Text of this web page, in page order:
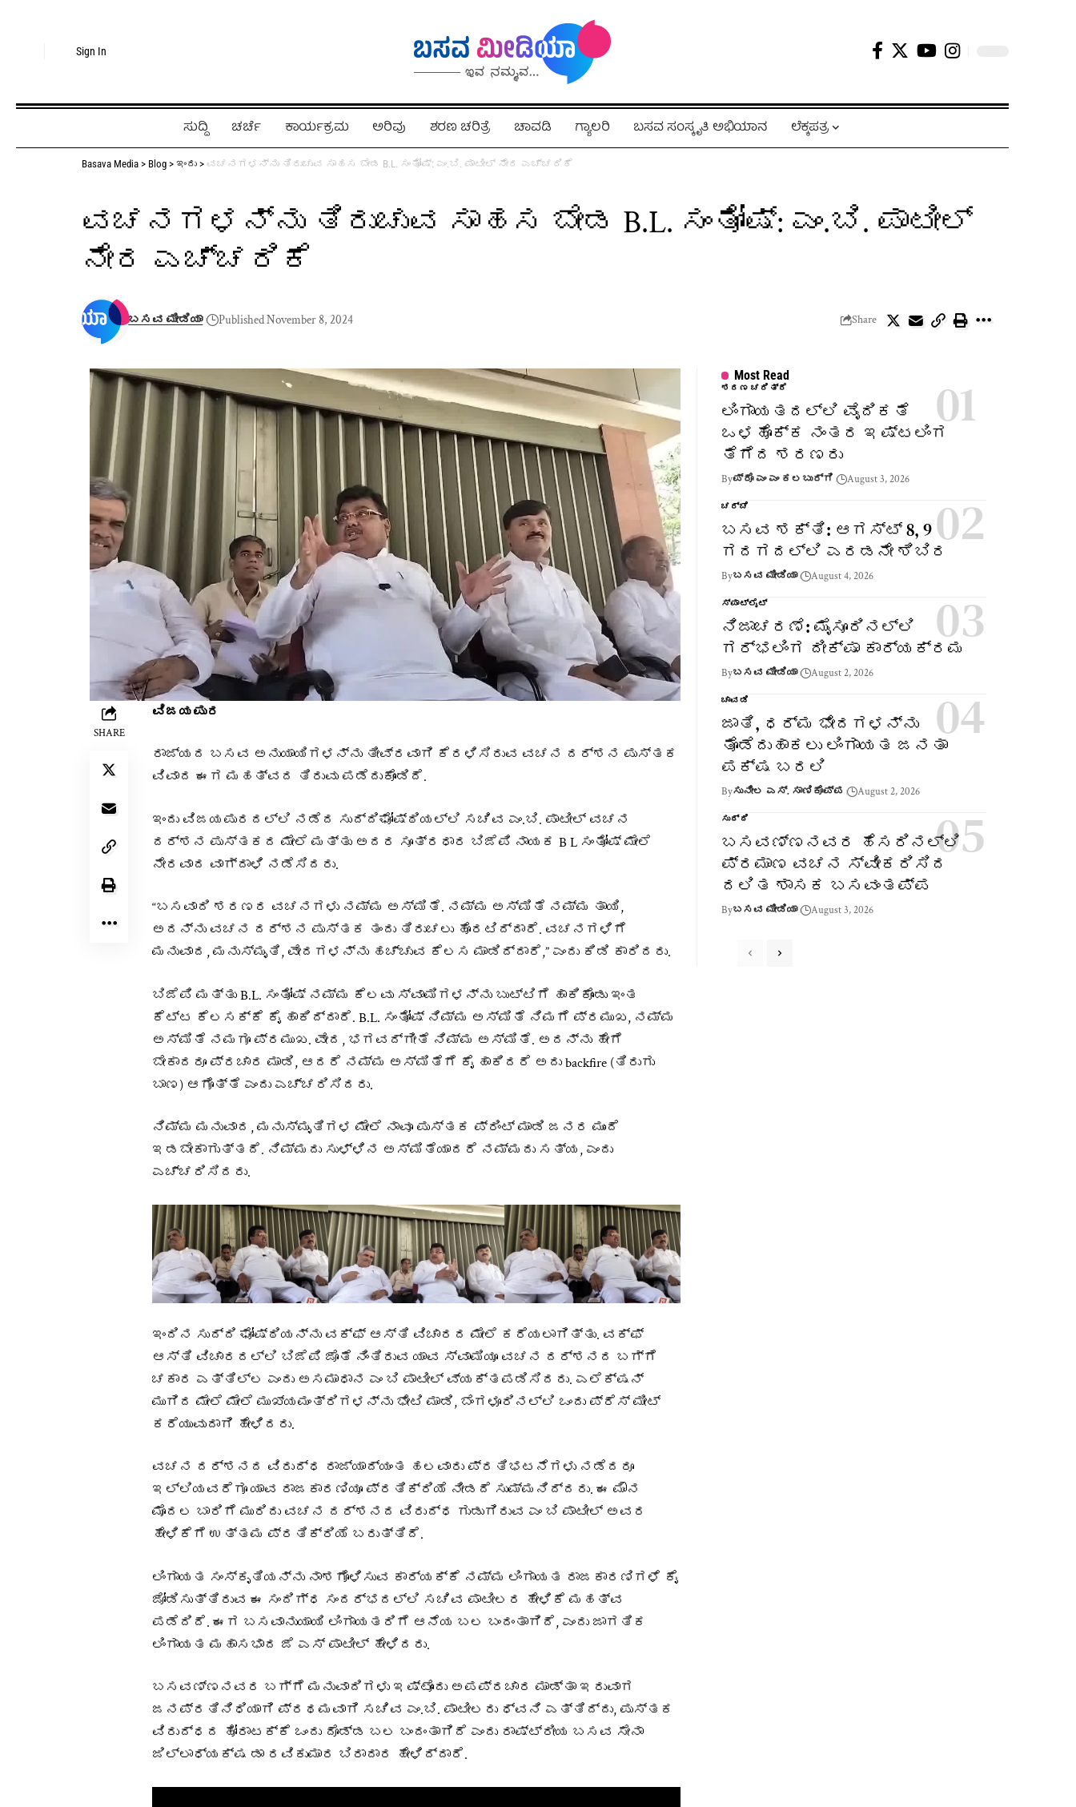
Sign In
ಸುದ್ದಿ ಚರ್ಚೆ ಕಾರ್ಯಕ್ರಮ ಅರಿವು ಶರಣ ಚರಿತ್ರೆ ಚಾವಡಿ ಗ್ಯಾಲರಿ ಬಸವ ಸಂಸ್ಕೃತಿ ಅಭಿಯಾನ ಲೆಕ್ಕಪತ್ರ
Basava Media > Blog > ಇಂದು > ವಚನಗಳನ್ನು ತಿರುಚುವ ಸಾಹಸ ಬೇಡ B.L. ಸಂತೋಷ್: ಎಂ.ಬಿ. ಪಾಟೀಲ್ ನೇರ ಎಚ್ಚರಿಕೆ
ವಚನಗಳನ್ನು ತಿರುಚುವ ಸಾಹಸ ಬೇಡ B.L. ಸಂತೋಷ್: ಎಂ.ಬಿ. ಪಾಟೀಲ್
ನೇರ ಎಚ್ಚರಿಕೆ
ಬಸವ ಮೀಡಿಯಾ Published November 8, 2024 Share
SHARE
ವಿಜಯಪುರ
ರಾಜ್ಯದ ಬಸವ ಅನುಯಾಯಿಗಳನ್ನು ತೀವ್ರವಾಗಿ ಕೆರಳಿಸಿರುವ ವಚನ ದರ್ಶನ ಪುಸ್ತಕ
ವಿವಾದ ಈಗ ಮಹತ್ವದ ತಿರುವು ಪಡೆದುಕೊಂಡಿದೆ.
ಇಂದು ವಿಜಯಪುರದಲ್ಲಿ ನಡೆದ ಸುದ್ದಿಘೋಷ್ಠಿಯಲ್ಲಿ ಸಚಿವ ಎಂ.ಬಿ. ಪಾಟೀಲ್ ವಚನ
ದರ್ಶನ ಪುಸ್ತಕದ ಮೇಲೆ ಮತ್ತು ಅದರ ಸೂತ್ರಧಾರ ಬಿಜೆಪಿ ನಾಯಕ B L ಸಂತೋಷ್ ಮೇಲೆ
ನೇರವಾದ ವಾಗ್ದಾಳಿ ನಡೆಸಿದರು.
“ಬಸವಾದಿ ಶರಣರ ವಚನಗಳು ನಮ್ಮ ಅಸ್ಮಿತೆ. ನಮ್ಮ ಅಸ್ಮಿತೆ ನಮ್ಮ ತಾಯಿ,
ಅದನ್ನು ವಚನ ದರ್ಶನ ಪುಸ್ತಕ ತಂದು ತಿರುಚಲು ಹೊರಟಿದ್ದಾರೆ. ವಚನಗಳಿಗೆ
ಮನುವಾದ, ಮನುಸ್ಮೃತಿ, ವೇದಗಳನ್ನು ಹಚ್ಚುವ ಕೆಲಸ ಮಾಡಿದ್ದಾರೆ,” ಎಂದು ಕಿಡಿ ಕಾರಿದರು.
ಬಿಜೆಪಿ ಮತ್ತು B.L. ಸಂತೋಷ್ ನಮ್ಮ ಕೆಲವು ಸ್ವಾಮಿಗಳನ್ನು ಬುಟ್ಟಿಗೆ ಹಾಕಿಕೊಂಡು ಇಂತ
ಕೆಟ್ಟ ಕೆಲಸಕ್ಕೆ ಕೈ ಹಾಕಿದ್ದಾರೆ. B.L. ಸಂತೋಷ್ ನಿಮ್ಮ ಅಸ್ಮಿತೆ ನಿಮಗೆ ಪ್ರಮುಖ, ನಮ್ಮ
ಅಸ್ಮಿತೆ ನಮಗೂ ಪ್ರಮುಖ. ವೇದ, ಭಗವದ್ಗೀತೆ ನಿಮ್ಮ ಅಸ್ಮಿತೆ. ಅದನ್ನು ಹೇಗೆ
ಬೇಕಾದರೂ ಪ್ರಚಾರ ಮಾಡಿ, ಆದರೆ ನಮ್ಮ ಅಸ್ಮಿತೆಗೆ ಕೈ ಹಾಕಿದರೆ ಅದು backfire (ತಿರುಗು
ಬಾಣ) ಆಗೊತ್ತೆ ಎಂದು ಎಚ್ಚರಿಸಿದರು.
ನಿಮ್ಮ ಮನುವಾದ, ಮನುಸ್ಮೃತಿಗಳ ಮೇಲೆ ನಾವೂ ಪುಸ್ತಕ ಪ್ರಿಂಟ್ ಮಾಡಿ ಜನರ ಮುಂದೆ
ಇಡಬೇಕಾಗುತ್ತದೆ. ನಿಮ್ಮದು ಸುಳ್ಳಿನ ಅಸ್ಮಿತೆಯಾದರೆ ನಮ್ಮದು ಸತ್ಯ, ಎಂದು
ಎಚ್ಚರಿಸಿದರು.
ಇಂದಿನ ಸುದ್ದಿ ಘೋಷ್ಠಿಯನ್ನು ವಕ್ಫ್ ಆಸ್ತಿ ವಿಚಾರದ ಮೇಲೆ ಕರೆಯಲಾಗಿತ್ತು. ವಕ್ಫ್
ಆಸ್ತಿ ವಿಚಾರದಲ್ಲಿ ಬಿಜೆಪಿ ಜೊತೆ ನಿಂತಿರುವ ಯಾವ ಸ್ವಾಮಿಯೂ ವಚನ ದರ್ಶನದ ಬಗ್ಗೆ
ಚಕಾರ ಎತ್ತಿಲ್ಲ ಎಂದು ಅಸಮಾಧಾನ ಎಂ ಬಿ ಪಾಟೀಲ್ ವ್ಯಕ್ತಪಡಿಸಿದರು. ಎಲೆಕ್ಷನ್
ಮುಗಿದ ಮೇಲೆ ಮೇಲೆ ಮುಖ್ಯಮಂತ್ರಿಗಳನ್ನು ಭೇಟಿ ಮಾಡಿ, ಬೆಂಗಳೂರಿನಲ್ಲಿ ಒಂದು ಪ್ರೆಸ್ ಮೀಟ್
ಕರೆಯುವುದಾಗಿ ಹೇಳಿದರು.
ವಚನ ದರ್ಶನದ ವಿರುದ್ಧ ರಾಜ್ಯಾದ್ಯಂತ ಹಲವಾರು ಪ್ರತಿಭಟನೆಗಳು ನಡೆದರೂ
ಇಲ್ಲಿಯವರೆಗೂ ಯಾವ ರಾಜಕಾರಣಿಯೂ ಪ್ರತಿಕ್ರಿಯೆ ನೀಡದೆ ಸುಮ್ಮನಿದ್ದರು. ಈ ಮೌನ
ಮೊದಲ ಬಾರಿಗೆ ಮುರಿದು ವಚನ ದರ್ಶನದ ವಿರುದ್ಧ ಗುಡುಗಿರುವ ಎಂ ಬಿ ಪಾಟೀಲ್ ಅವರ
ಹೇಳಿಕೆಗೆ ಉತ್ತಮ ಪ್ರತಿಕ್ರಿಯೆ ಬರುತ್ತಿದೆ.
ಲಿಂಗಾಯತ ಸಂಸ್ಕೃತಿಯನ್ನು ನಾಶಗೊಳಿಸುವ ಕಾರ್ಯಕ್ಕೆ ನಮ್ಮ ಲಿಂಗಾಯತ ರಾಜಕಾರಣಿಗಳೆ ಕೈ
ಜೋಡಿಸುತ್ತಿರುವ ಈ ಸಂದಿಗ್ಧ ಸಂದರ್ಭದಲ್ಲಿ ಸಚಿವ ಪಾಟೀಲರ ಹೇಳಿಕೆ ಮಹತ್ವ
ಪಡೆದಿದೆ. ಈಗ ಬಸವಾನುಯಾಯಿ ಲಿಂಗಾಯತರಿಗೆ ಆನೆಯ ಬಲ ಬಂದಂತಾಗಿದೆ, ಎಂದು ಜಾಗತಿಕ
ಲಿಂಗಾಯತ ಮಹಾಸಭಾದ ಜೆ ಎಸ್ ಪಾಟೀಲ್ ಹೇಳಿದರು.
ಬಸವಣ್ಣನವರ ಬಗ್ಗೆ ಮನುವಾದಿಗಳು ಇಷ್ಟೊಂದು ಅಪಪ್ರಚಾರ ಮಾಡ್ತಾ ಇರುವಾಗ
ಜನಪ್ರತಿನಿಧಿಯಾಗಿ ಪ್ರಥಮವಾಗಿ ಸಚಿವ ಎಂ.ಬಿ. ಪಾಟೀಲರು ಧ್ವನಿ ಎತ್ತಿದ್ದು, ಪುಸ್ತಕ
ವಿರುದ್ಧದ ಹೋರಾಟಕ್ಕೆ ಒಂದು ದೊಡ್ಡ ಬಲ ಬಂದಂತಾಗಿದೆ ಎಂದು ರಾಷ್ಟ್ರೀಯ ಬಸವ ಸೇನಾ
ಜಿಲ್ಲಾಧ್ಯಕ್ಷ ಡಾ ರವಿಕುಮಾರ ಬಿರಾದಾರ ಹೇಳಿದ್ದಾರೆ.
Most Read
ಶರಣ ಚರಿತ್ರೆ
ಲಿಂಗಾಯತದಲ್ಲಿ ವೈದಿಕತೆ
ಒಳಹೊಕ್ಕ ನಂತರ ಇಷ್ಟಲಿಂಗ
ತೆಗೆದ ಶರಣರು
Byಪ್ರೊ ಎಂ ಎಂ ಕಲಬುರ್ಗಿ August 3, 2026
ಚರ್ಚೆ
ಬಸವ ಶಕ್ತಿ: ಆಗಸ್ಟ್ 8, 9
ಗದಗದಲ್ಲಿ ಎರಡನೇ ಶಿಬಿರ
Byಬಸವ ಮೀಡಿಯಾ August 4, 2026
ಸ್ಪಾಟ್‌ಲೈಟ್
ನಿಜಾಚರಣೆ: ಮೈಸೂರಿನಲ್ಲಿ
ಗರ್ಭಲಿಂಗ ದೀಕ್ಷಾ ಕಾರ್ಯಕ್ರಮ
Byಬಸವ ಮೀಡಿಯಾ August 2, 2026
ಚಾವಡಿ
ಜಾತಿ, ಧರ್ಮ ಭೇದಗಳನ್ನು
ತೊಡೆದುಹಾಕಲು ಲಿಂಗಾಯತ ಜನತಾ
ಪಕ್ಷ ಬರಲಿ
Byಸುನೀಲ ಎಸ್. ಸಾಣಿಕೊಪ್ಪ August 2, 2026
ಸುದ್ದಿ
ಬಸವಣ್ಣನವರ ಹೆಸರಿನಲ್ಲಿ
ಪ್ರಮಾಣ ವಚನ ಸ್ವೀಕರಿಸಿದ
ದಲಿತ ಶಾಸಕ ಬಸವಂತಪ್ಪ
Byಬಸವ ಮೀಡಿಯಾ August 3, 2026